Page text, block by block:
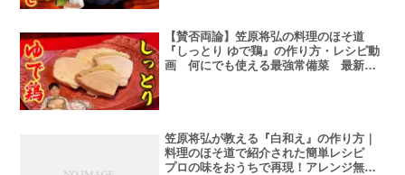
【賛否両論】笠原将弘の料理のほそ道
『しっとり ゆで鶏』の作り方・レシピ動
画 何にでも使える最強常備菜 最新
笠原将弘が教える『白和え』の作り方｜
料理のほそ道で紹介された簡単レシピ
プロの味をおうちで再現！アレンジ無限